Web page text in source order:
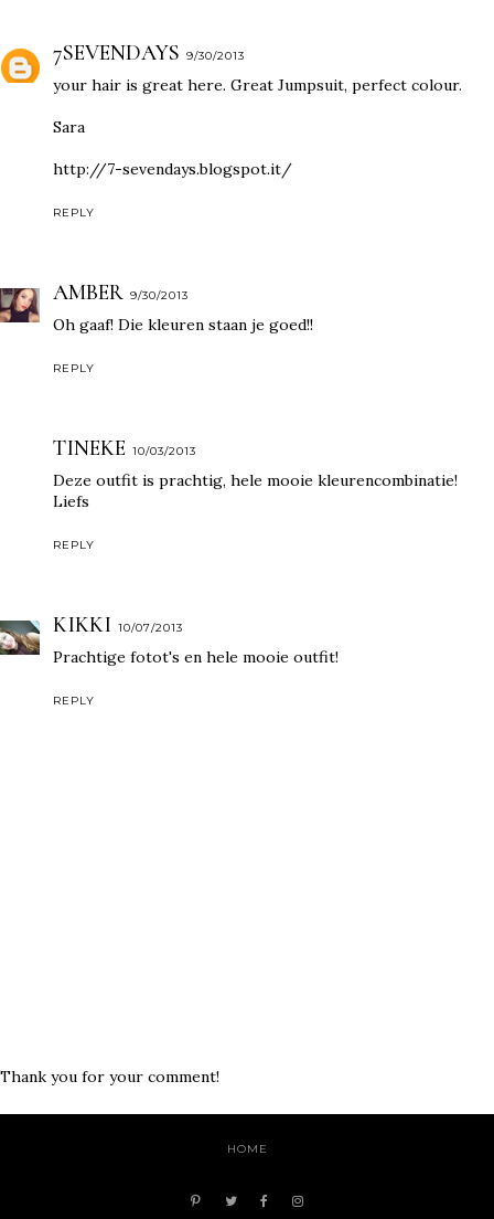
7SEVENDAYS 9/30/2013
your hair is great here. Great Jumpsuit, perfect colour.
Sara
http://7-sevendays.blogspot.it/
REPLY
AMBER 9/30/2013
Oh gaaf! Die kleuren staan je goed!!
REPLY
TINEKE 10/03/2013
Deze outfit is prachtig, hele mooie kleurencombinatie!
Liefs
REPLY
KIKKI 10/07/2013
Prachtige fotot's en hele mooie outfit!
REPLY
Thank you for your comment!
HOME